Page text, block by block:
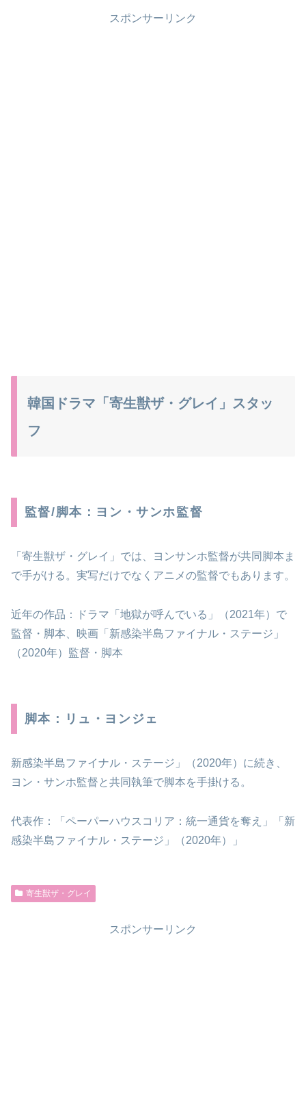
スポンサーリンク
韓国ドラマ「寄生獣ザ・グレイ」スタッ
フ
監督/脚本：ヨン・サンホ監督
「寄生獣ザ・グレイ」では、ヨンサンホ監督が共同脚本ま
で手がける。実写だけでなくアニメの監督でもあります。
近年の作品：ドラマ「地獄が呼んでいる」（2021年）で
監督・脚本、映画「新感染半島ファイナル・ステージ」
（2020年）監督・脚本
脚本：リュ・ヨンジェ
新感染半島ファイナル・ステージ」（2020年）に続き、
ヨン・サンホ監督と共同執筆で脚本を手掛ける。
代表作：「ペーパーハウスコリア：統一通貨を奪え」「新
感染半島ファイナル・ステージ」（2020年）」
寄生獣ザ・グレイ
スポンサーリンク